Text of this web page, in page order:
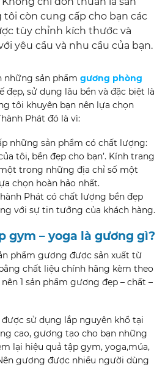
còn cung cấp cho bạn các
tùy chỉnh kích thước và
yêu cầu và nhu cầu của bạn.
sản phẩm gương phòng
đẹp, sử dụng lâu bền và đặc biệt là
tôi khuyên bạn nên lựa chọn
Phát đó là vì:
những sản phẩm có chất lượng:
tôi, bền đẹp cho bạn’. Kính trang
trong những địa chỉ số một
chọn hoàn hảo nhất.
Phát có chất lượng bền đẹp
với sự tin tưởng của khách hàng.
gym – yoga là gương gì?
phẩm gương được sản xuất từ
chất liệu chính hãng kèm theo
1 sản phẩm gương đẹp – chất –
sử dụng lắp nguyên khổ tại
cao, gương tạo cho bạn những
lại hiệu quả tập gym, yoga,múa,
gương được nhiều người dùng